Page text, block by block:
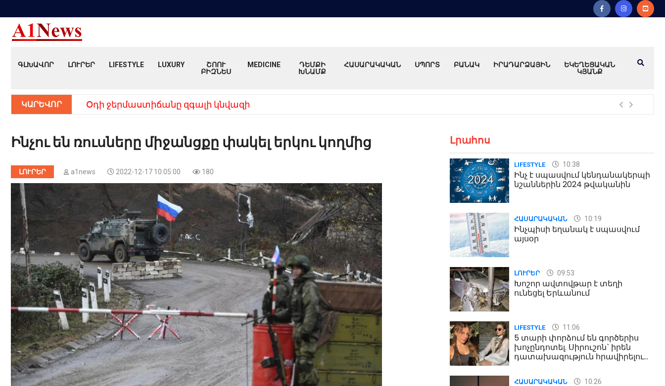
ԳԼԽԱՎՈՐ ԼՈՒՐԵՐ LIFESTYLE LUXURY
ՇՈՈՒ
ԲԻԶՆԵՍ
MEDICINE
ԴԵՄՔԻ
ԽՆԱՄՔ
ՀԱՍԱՐԱԿԱԿԱՆ ՍՊՈՐՏ ԲԱՆԱԿ ԻՐԱԴԱՐՁԱՅԻՆ
ԵԿԵՂԵՑԱԿԱՆ
ԿՅԱՆՔ
ԿԱՐԵՎՈՐ Օդի ջերմաստիճանը զգալի կնվազի
Ինչու են ռուսները միջանցքը փակել երկու կողմից
ԼՈՒՐԵՐ a1news 2022-12-17 10:05:00 180
Լրահոս
LIFESTYLE 10:38
Ինչ է սպասվում կենդանակերպի
նշաններին 2024 թվականին
ՀԱՍԱՐԱԿԱԿԱՆ 10:19
Ինչպիսի եղանակ է սպասվում
այսօր
ԼՈՒՐԵՐ 09:53
Խոշոր ավտովթար է տեղի
ունեցել Երևանում
LIFESTYLE 11:06
5 տարի փորձում են գործերիս
խոչընդոտել. Սիրուշոն` իրեն
դատախազություն հրավիրելու
ՀԱՍԱՐԱԿԱԿԱՆ 10:26